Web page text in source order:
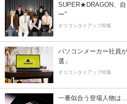
SUPER★DRAGON、自
ー”
オリコンタイアップ特集
パソコンメーカー社員
選」
オリコンタイアップ特集
一番似合う登場人物は